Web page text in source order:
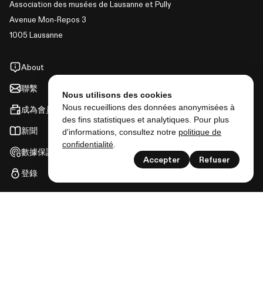
Association des musées de Lausanne et Pully
Avenue Mon-Repos 3
1005 Lausanne
About
聯繫
成為會員
新聞
數據保護
登錄
Nous utilisons des cookies
Nous recueillions des données anonymisées à
des fins statistiques et analytiques. Pour plus
d'informations, consultez notre politique de
confidentialité
Accepter Refuser